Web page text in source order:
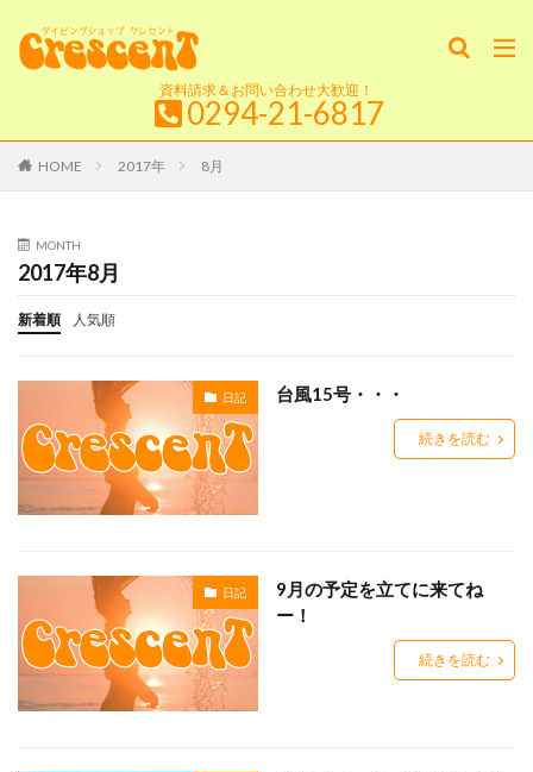
資料請求＆お問い合わせ大歓迎！
0294-21-6817
HOME 2017年 8月
MONTH
2017年8月
新着順 人気順
日記 台風15号・・・
続きを読む
日記
9月の予定を立てに来てね
ー！
続きを読む